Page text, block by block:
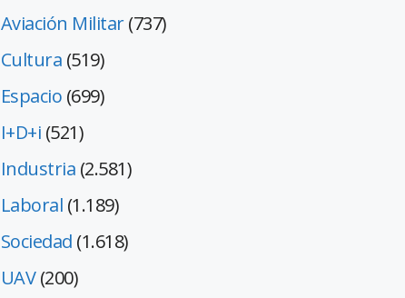
Aviación Militar(737)
Cultura (519)
Espacio (699)
I+D+i (521)
Industria (2.581)
Laboral (1.189)
Sociedad (1.618)
UAV(200)